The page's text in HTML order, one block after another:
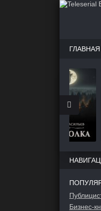
Бизнес-
ГЛАВНАЯ